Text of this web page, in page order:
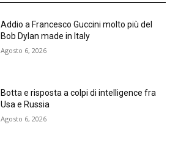
Addio a Francesco Guccini molto più del
Bob Dylan made in Italy
Agosto 6, 2026
Botta e risposta a colpi di intelligence fra
Usa e Russia
Agosto 6, 2026